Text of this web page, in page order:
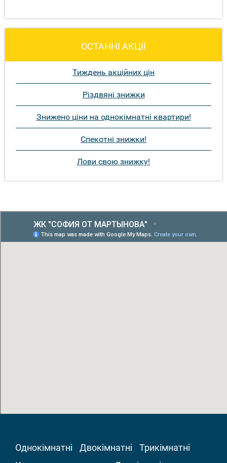
ОСТАННІ АКЦІЇ
Тиждень акційних цін
Різдвяні знижки
Знижено ціни на однокімнатні квартири!
Спекотні знижки!
Лови свою знижку!
Однокімнатні Двокімнатні
Трикімнатні